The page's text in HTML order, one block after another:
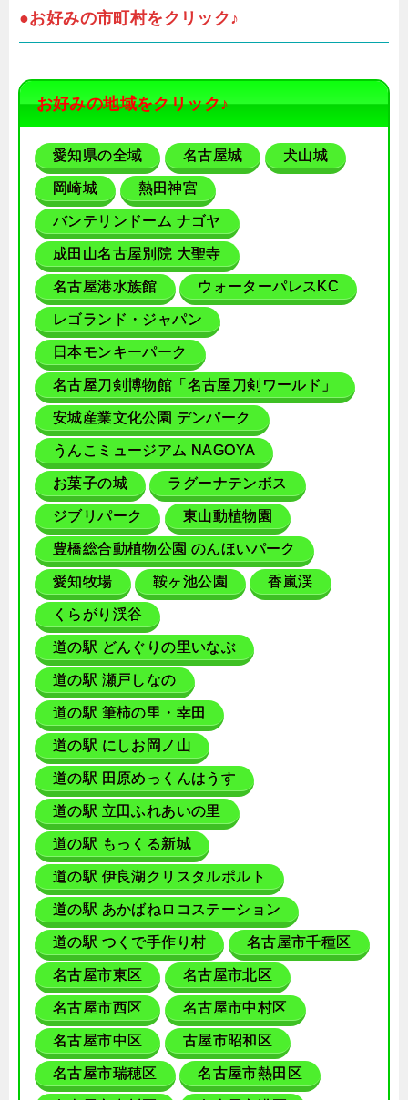
●お好みの市町村をクリック♪
お好みの地域をクリック♪
愛知県の全域 名古屋城 犬山城
岡崎城 熱田神宮
バンテリンドーム ナゴヤ
成田山名古屋別院 大聖寺
名古屋港水族館 ウォーターパレスKC
レゴランド・ジャパン
日本モンキーパーク
名古屋刀剣博物館「名古屋刀剣ワールド」
安城産業文化公園 デンパーク
うんこミュージアム NAGOYA
お菓子の城 ラグーナテンボス
ジブリパーク 東山動植物園
豊橋総合動植物公園 のんほいパーク
愛知牧場 鞍ヶ池公園 香嵐渓
くらがり渓谷
道の駅 どんぐりの里いなぶ
道の駅 瀬戸しなの
道の駅 筆柿の里・幸田
道の駅 にしお岡ノ山
道の駅 田原めっくんはうす
道の駅 立田ふれあいの里
道の駅 もっくる新城
道の駅 伊良湖クリスタルポルト
道の駅 あかばねロコステーション
道の駅 つくで手作り村 名古屋市千種区
名古屋市東区 名古屋市北区
名古屋市西区 名古屋市中村区
名古屋市中区 古屋市昭和区
名古屋市瑞穂区 名古屋市熱田区